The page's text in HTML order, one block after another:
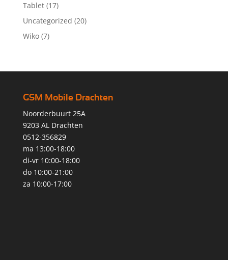
Tablet (17)
Uncategorized (20)
Wiko (7)
GSM Mobile Drachten
Noorderbuurt 25A
9203 AL Drachten
0512-356829
ma 13:00-18:00
di-vr 10:00-18:00
do 10:00-21:00
za 10:00-17:00